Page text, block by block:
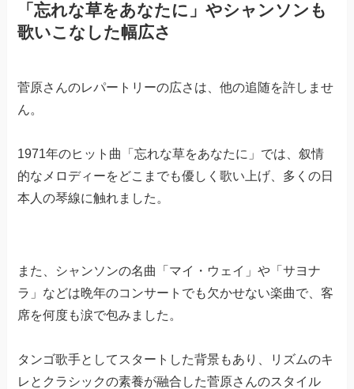
「忘れな草をあなたに」やシャンソンも
歌いこなした幅広さ
菅原さんのレパートリーの広さは、他の追随を許しませ
ん。
1971年のヒット曲「忘れな草をあなたに」では、叙情
的なメロディーをどこまでも優しく歌い上げ、多くの日
本人の琴線に触れました。
また、シャンソンの名曲「マイ・ウェイ」や「サヨナ
ラ」などは晩年のコンサートでも欠かせない楽曲で、客
席を何度も涙で包みました。
タンゴ歌手としてスタートした背景もあり、リズムのキ
レとクラシックの素養が融合した菅原さんのスタイル